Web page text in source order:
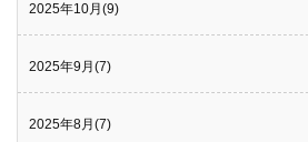
2025年10月(9)
2025年9月(7)
2025年8月(7)